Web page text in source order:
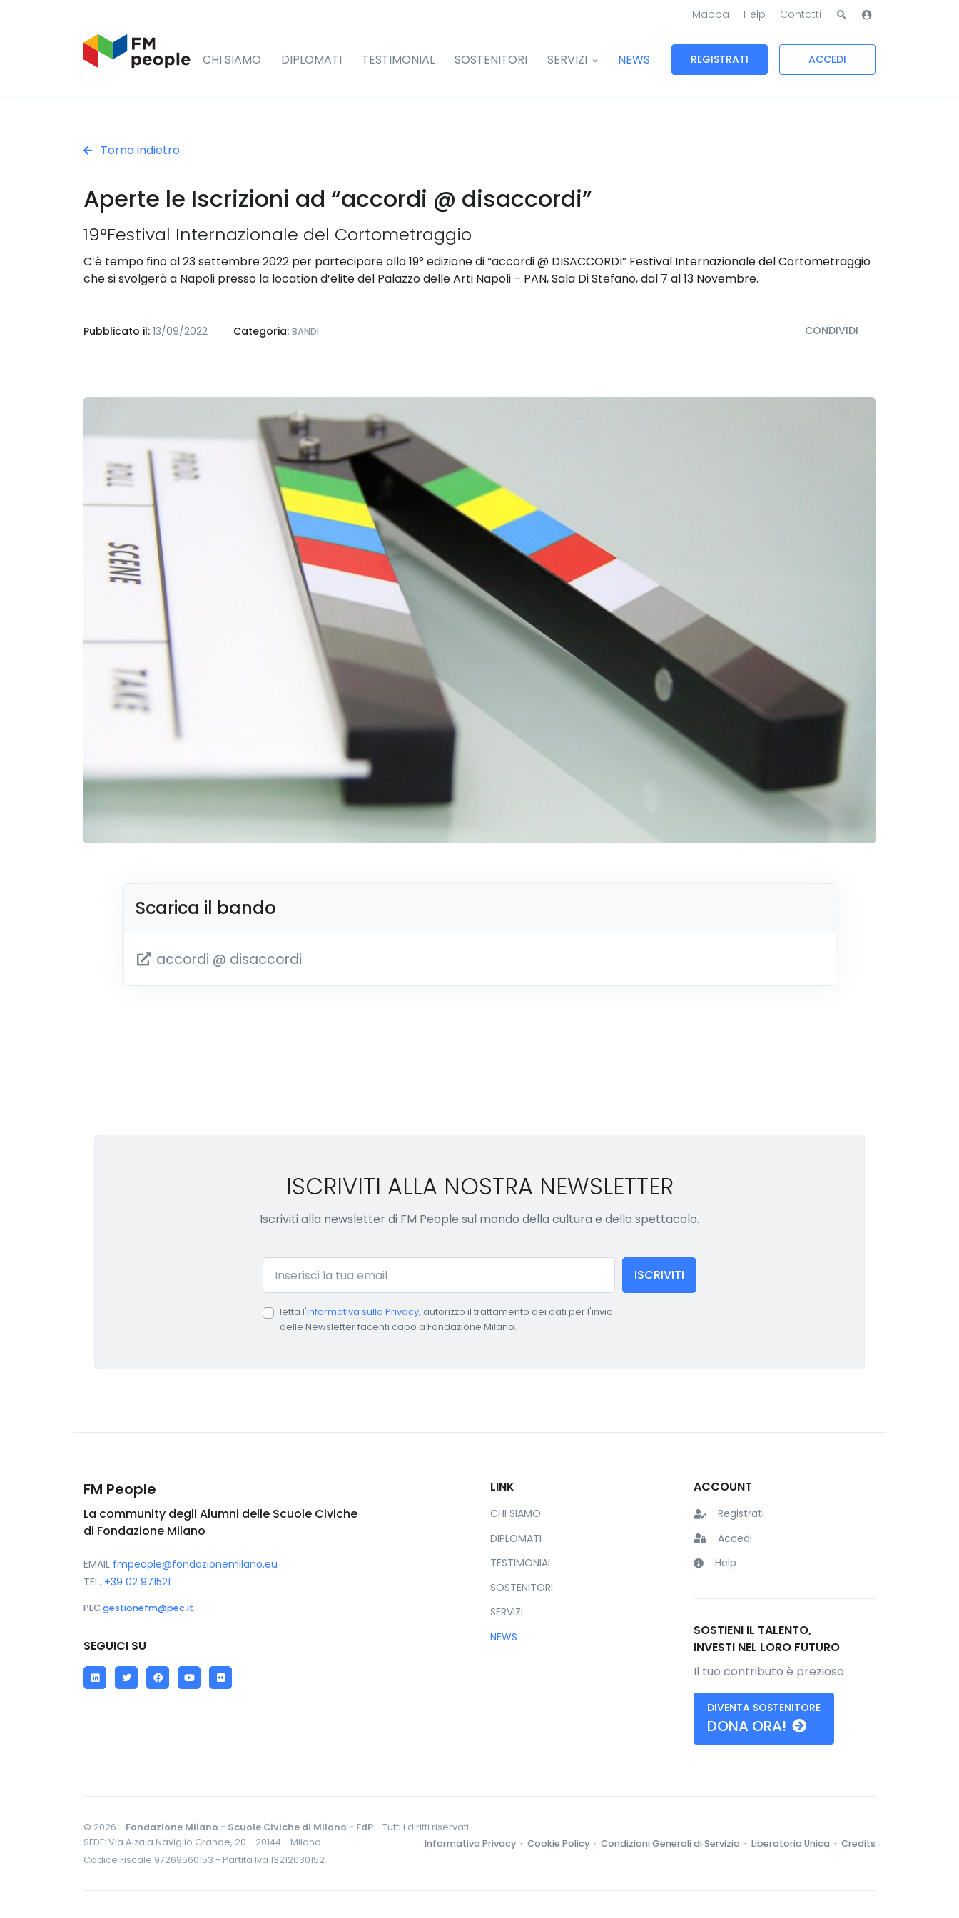
Mappa Help Contatti
CHI SIAMO DIPLOMATI TESTIMONIAL SOSTENITORI SERVIZI NEWS REGISTRATI ACCEDI
Torna indietro
Aperte le Iscrizioni ad “accordi @ disaccordi”
19°Festival Internazionale del Cortometraggio
C’è tempo fino al 23 settembre 2022 per partecipare alla 19° edizione di “accordi @ DISACCORDI” Festival Internazionale del Cortometraggio
che si svolgerà a Napoli presso la location d’elite del Palazzo delle Arti Napoli – PAN, Sala Di Stefano, dal 7 al 13 Novembre.
Pubblicato il: 13/09/2022 Categoria: BANDI CONDIVIDI
Scarica il bando
accordi @ disaccordi
ISCRIVITI ALLA NOSTRA NEWSLETTER
Iscriviti alla newsletter di FM People sul mondo della cultura e dello spettacolo.
Email
ISCRIVITI
letta l'Informativa sulla Privacy, autorizzo il trattamento dei dati per l'invio
delle Newsletter facenti capo a Fondazione Milano.
LINK
CHI SIAMO
DIPLOMATI
TESTIMONIAL
SOSTENITORI
SERVIZI
NEWS
ACCOUNT
Registrati
Accedi
Help
SOSTIENI IL TALENTO,
INVESTI NEL LORO FUTURO
Il tuo contributo è prezioso
DIVENTA SOSTENITORE
DONA ORA!
FM People
La community degli Alumni delle Scuole Civiche
di Fondazione Milano
EMAIL fmpeople@fondazionemilano.eu
TEL. +39 02 971521
PEC gestionefm@pec.it
SEGUICI SU
LinkedInTwitterFacebookYouTube
Flickr
© 2026 - Fondazione Milano - Scuole Civiche di Milano - FdP- Tutti i diritti riservati
SEDE: Via Alzaia Naviglio Grande, 20 - 20144 - Milano
Codice Fiscale 97269560153 - Partita Iva 13212030152
Informativa Privacy · Cookie Policy · Condizioni Generali di Servizio · Liberatoria Unica · Credits